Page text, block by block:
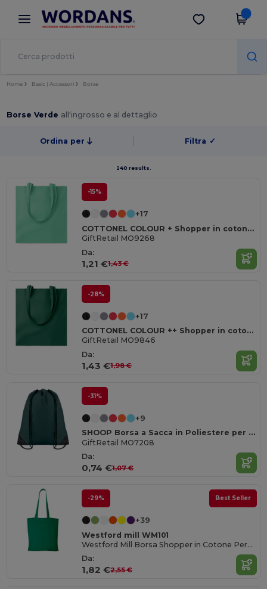
× App Wordans
Prezzi migliori sull'app!
Scarica app
Home Basic | Accessori Borse
Borse Verde all'ingrosso e al dettaglio
Ordina per Filtra ✓
240 results.
-15%
+17
COTTONEL COLOUR + Shopper in cotone 140gr
GiftRetail MO9268
Da:
1,21 €1,43 €
-28%
+17
COTTONEL COLOUR ++ Shopper in cotone da 180gr MO9846-
GiftRetail MO9846
Da:
1,43 €1,98 €
-31%
+9
SHOOP Borsa a Sacca in Poliestere per Escursioni
GiftRetail MO7208
Da:
0,74 €1,07 €
-29% Best Seller
+39
Westford mill WM101
Westford Mill Borsa Shopper in Cotone Personalizzabile
Da:
1,82 €2,55 €